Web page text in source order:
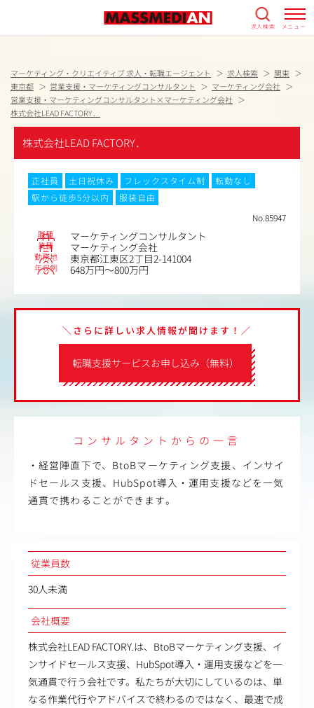
求人検索 メニュー
マーケティング・クリエイティブ 求人・転職エージェント 求人検索
関東
東京都
営業支援・マーケティングコンサルタント
マーケティング会社
営業支援・マーケティングコンサルタント×マーケティング会社
株式会社LEAD FACTORY．
株式会社LEAD FACTORY．
正社員 土日祝休み フレックスタイム制
転勤なし
駅から徒歩5分以内
服装自由
No.85947
職種 マーケティングコンサルタント
業種 マーケティング会社
勤務地 東京都江東区2丁目2-141004
年収例 648万円～800万円
転職支援サービスお申し込み（無料）
＼さらに詳しい求人情報が聞けます！／
コンサルタントからの一言
・経営陣直下で、BtoBマーケティング支援、インサイ
ドセールス支援、HubSpot導入・運用支援などを一気
通貫で携わることができます。
従業員数
30人未満
会社概要
株式会社LEAD FACTORY.は、BtoBマーケティング支援、イ
ンサイドセールス支援、HubSpot導入・運用支援などを一
気通貫で行う会社です。私たちが大切にしているのは、単
なる作業代行やアドバイスで終わるのではなく、最速で成